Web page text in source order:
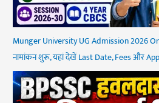
Munger University UG Admission 2026
नामांकन शुरू, यहां देखें Last Date, Fees और